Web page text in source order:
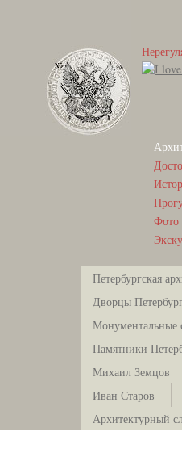
Фото
Петербургская
Дворцы
Монументальные
Памятники
Михаил Земцов
Иван Старов
Архитектурный